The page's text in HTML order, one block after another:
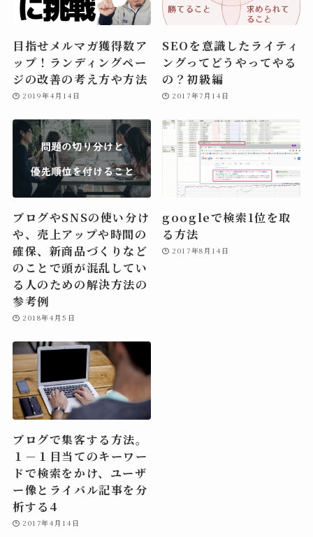
目指せメルマガ獲得数ア
ップ！ランディングペー
ジの改善の考え方や方法
2019年4月14日
SEOを意識したライティ
ングってどうやってやる
の？初級編
2017年7月14日
ブログやSNSの使い分け
や、売上アップや時間の
確保、新商品づくりなど
のことで頭が混乱してい
る人のための解決方法の
参考例
2018年4月5日
googleで検索1位を取
る方法
2017年8月14日
ブログで集客する方法。
１－１目当てのキーワー
ドで検索をかけ、ユーザ
ー像とライバル記事を分
析する4
2017年4月14日